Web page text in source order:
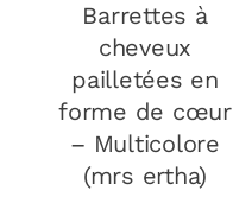
Barrettes à
cheveux
pailletées en
forme de cœur
– Multicolore
(mrs ertha)